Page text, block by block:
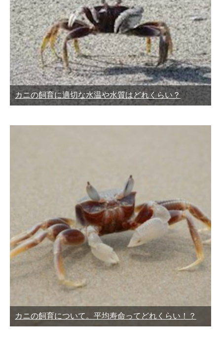
カニの飼育に適切な水温や水質はどれくらい？
カニの飼育について。平均寿命ってどれくらい！？